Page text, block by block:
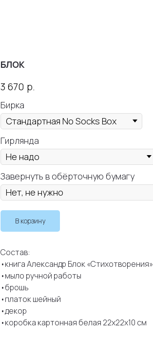
БЛОК
3 670 р.
Бирка
Гирлянда
Завернуть в обёрточную бумагу
В корзину
Состав:
•книга Александр Блок «Стихотворения»
•мыло ручной работы
•брошь
•платок шейный
•декор
•коробка картонная белая 22х22х10 см